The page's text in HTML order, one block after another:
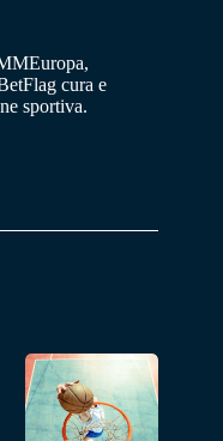
cura e
sportiva.